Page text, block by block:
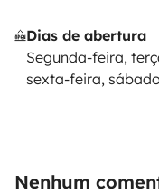
Dias de abertura
Segunda-feira,
sexta-feira,
Nenhum